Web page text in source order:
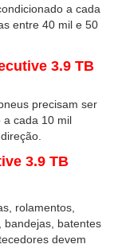
a cada
entre 40 mil e 50
3.9 TB
precisam ser
a cada 10 mil
3.9 TB
rolamentos,
bandejas, batentes
devem